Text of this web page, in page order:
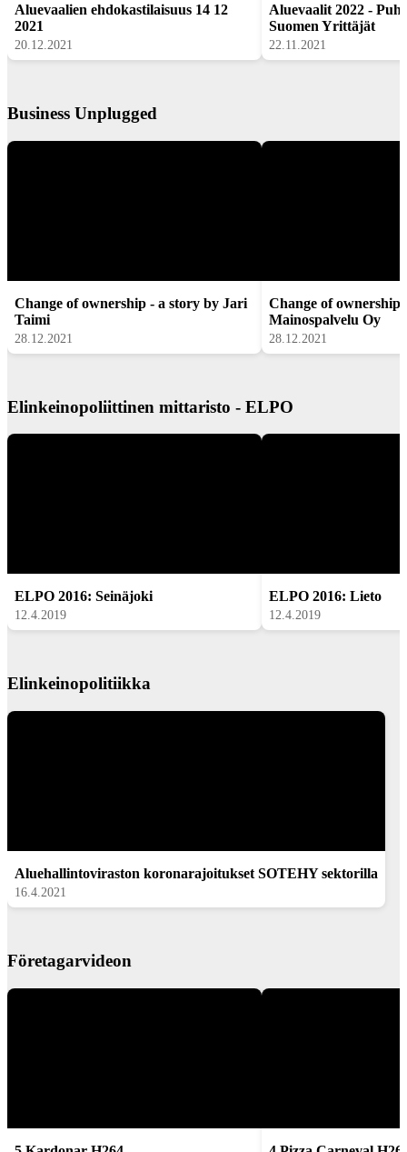
Aluevaalien ehdokastilaisuus 14 12
2021
20.12.2021
Aluevaalit 2022 -
Suomen Yrittäjät
22.11.2021
Business Unplugged
Change of ownership - a story by Jari
Taimi
28.12.2021
Change of ownership
Mainospalvelu Oy
28.12.2021
Elinkeinopoliittinen mittaristo - ELPO
ELPO 2016: Seinäjoki
12.4.2019
ELPO 2016: Lieto
12.4.2019
Elinkeinopolitiikka
Aluehallintoviraston koronarajoitukset SOTEHY sektorilla
16.4.2021
Företagarvideon